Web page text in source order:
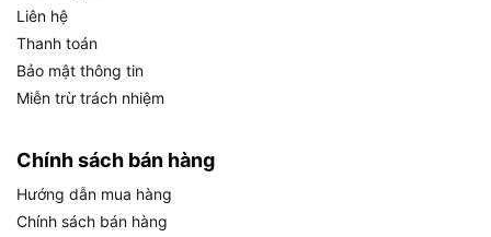
Khoan Từ Nào?
Dongcheng DJC23 thuộc phân khúc máy khoan
từ công suất trung-cao (1500W), nằm giữa
nhóm máy khoan từ nhẹ dưới 1000W dành cho
trên 2000W dành cho công nghiệp nặng.
định vị chính xác hơn, có thể phân loại máy khoan
từ theo ba nhóm công suất chính như sau:
Liên hệ
Thanh toán
Bảo mật thông tin
Miễn trừ trách nhiệm
Chính sách bán hàng
Hướng dẫn mua hàng
Chính sách bán hàng